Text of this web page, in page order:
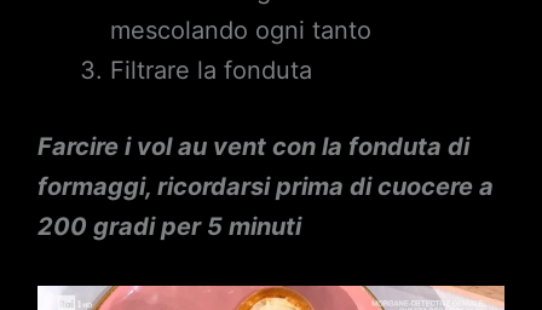
mescolando ogni tanto
Filtrare la fonduta
Farcire i vol au vent con la fonduta di
formaggi, ricordarsi prima di cuocere a
200 gradi per 5 minuti